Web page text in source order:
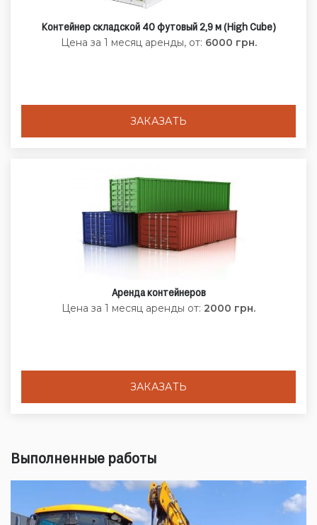
Контейнер складской 40 футовый 2,9 м (High Cube)
Цена за 1 месяц аренды, от: 6000 грн.
ЗАКАЗАТЬ
Аренда контейнеров
Цена за 1 месяц аренды от: 2000 грн.
ЗАКАЗАТЬ
Выполненные работы